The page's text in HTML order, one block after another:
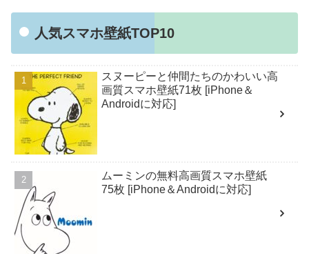
人気スマホ壁紙TOP10
スヌーピーと仲間たちのかわいい高
画質スマホ壁紙71枚 [iPhone＆
Androidに対応]
ムーミンの無料高画質スマホ壁紙
75枚 [iPhone＆Androidに対応]